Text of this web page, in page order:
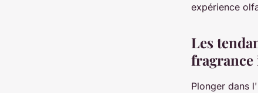
expérience
Les
fragrance
Plonger dans